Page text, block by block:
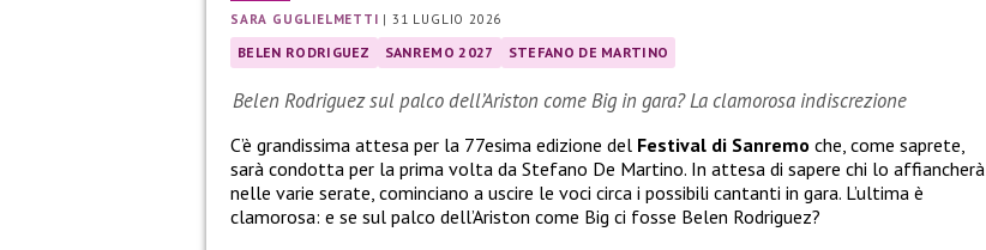
SARA GUGLIELMETTI |31 LUGLIO 2026
BELEN RODRIGUEZ SANREMO 2027 STEFANO DE MARTINO
Belen Rodriguez sul palco dell’Ariston come Big in gara? La clamorosa indiscrezione
C’è grandissima attesa per la 77esima edizione del Festival di Sanremo che, come saprete,
sarà condotta per la prima volta da Stefano De Martino. In attesa di sapere chi lo affiancherà
nelle varie serate, cominciano a uscire le voci circa i possibili cantanti in gara. L’ultima è
clamorosa: e se sul palco dell’Ariston come Big ci fosse Belen Rodriguez?